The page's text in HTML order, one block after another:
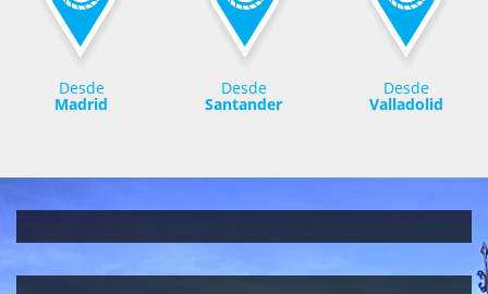
Desde
Madrid
Desde
Santander
Desde
Valladolid